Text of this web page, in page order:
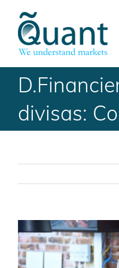
content
divisas:
Ver
imagen
más